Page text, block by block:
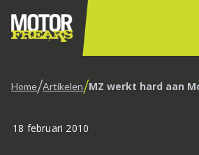
Home/Artikelen/MZ werkt hard aan
18 februari 2010